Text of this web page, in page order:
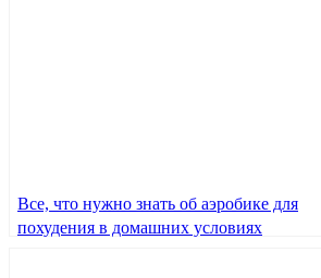
Все, что нужно знать об аэробике для
похудения в домашних условиях